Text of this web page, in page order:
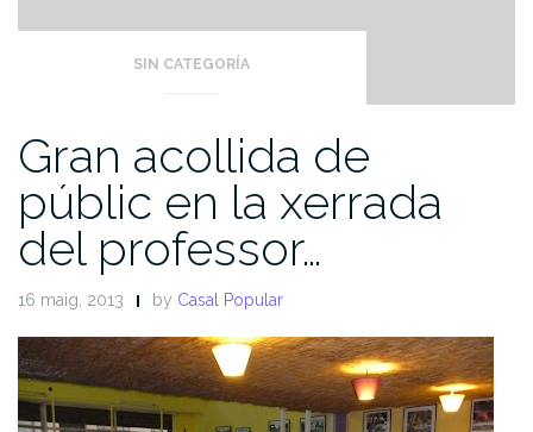
SIN CATEGORÍA
Gran acollida de
públic en la xerrada
del professor…
16 maig, 2013 by Casal Popular